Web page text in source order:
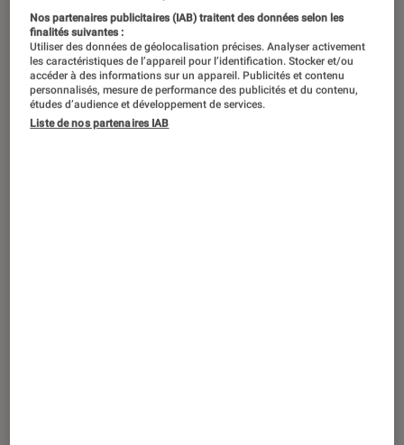
Black Friday 2019 – Le Samsung
QE65Q80R à 1499 euros au lieu de 2499
ACTU
TV • 28 nov. 2019
Nos partenaires publicitaires (IAB) traitent des données selon les
finalités suivantes :
Utiliser des données de géolocalisation précises. Analyser activement
les caractéristiques de l’appareil pour l’identification. Stocker et/ou
accéder à des informations sur un appareil. Publicités et contenu
personnalisés, mesure de performance des publicités et du contenu,
études d’audience et développement de services.
Liste de nos partenaires IAB